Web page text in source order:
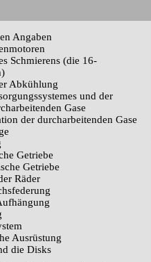
Angaben
Schmierens (die 16-
Abkühlung
und der
Gase
der durcharbeitenden Gase
Getriebe
Getriebe
Räder
Ausrüstung
die Disks